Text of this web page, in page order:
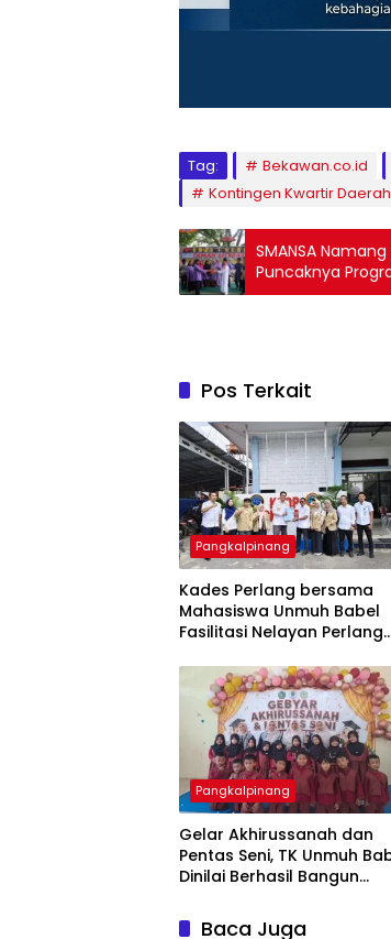
Tag: Bekawan.co.id
Kontingen Kwartir
SMANSA
Puncaknya
Pos Terkait
Pangkalpinang
Kades Perlang bersama
Mahasiswa Unmuh Babel
Fasilitasi Nelayan Perlang
KSOP Pangkalbalam
Pangkalpinang
‎Gelar Akhirussanah dan
Pentas Seni, TK Unmuh
Dinilai Berhasil Bangun
Baca Juga